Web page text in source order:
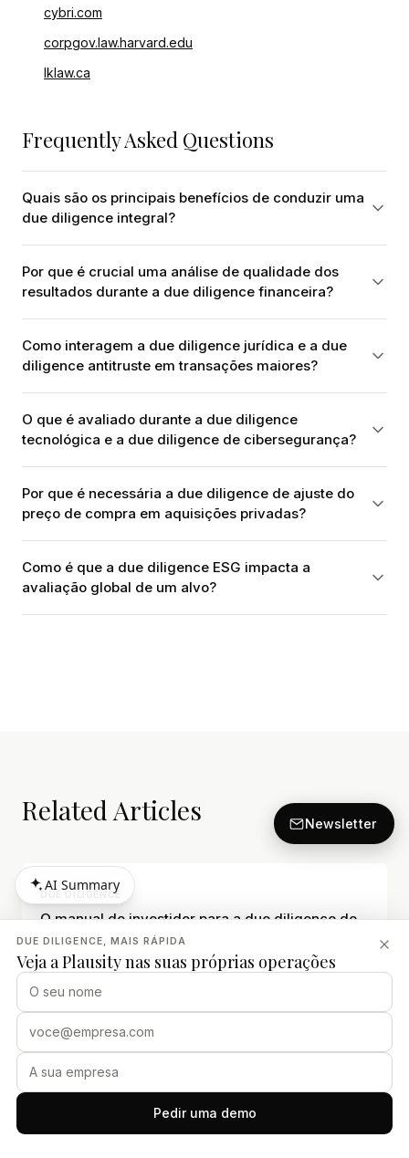
cybri.com
corpgov.law.harvard.edu
lklaw.ca
Frequently Asked Questions
Quais são os principais benefícios de conduzir uma
due diligence integral?
Por que é crucial uma análise de qualidade dos
resultados durante a due diligence financeira?
Como interagem a due diligence jurídica e a due
diligence antitruste em transações maiores?
O que é avaliado durante a due diligence
tecnológica e a due diligence de cibersegurança?
Por que é necessária a due diligence de ajuste do
preço de compra em aquisições privadas?
Como é que a due diligence ESG impacta a
avaliação global de um alvo?
Related Articles
DUE DILIGENCE
O manual do investidor para a due diligence de
impacto da IA
23 jul 2026· 4 min de leitura
DUE DILIGENCE
Management Due Diligence: Avaliação do Risco
de Liderança em Fusões e Aquisições
· 16 min read
DUE DILIGENCE, MAIS RÁPIDA
Veja a Plausity nas suas próprias operações
Pedir uma demo
AI Summary
AI Summary
Newsletter